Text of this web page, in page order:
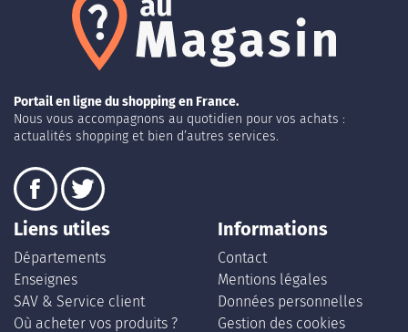
Portail en ligne du shopping en France.
Nous vous accompagnons au quotidien pour vos achats :
actualités shopping et bien d’autres services.
Liens utiles
Départements
Enseignes
SAV & Service client
Où acheter vos produits ?
Informations
Contact
Mentions légales
Données personnelles
Gestion des cookies